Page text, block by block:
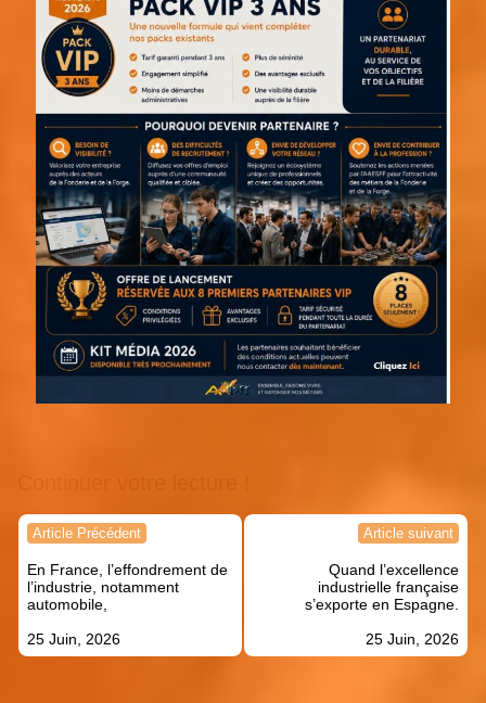
Navigation
l’article
Article Précédent
En France, l’effondrement de
l’industrie, notamment
automobile,
25 Juin, 2026
Article suivant
Quand l’excellence
industrielle française
s’exporte en Espagne.
25 Juin, 2026